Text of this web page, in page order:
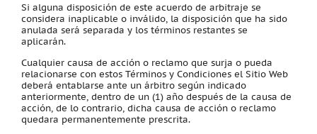
Si alguna disposición de este acuerdo de arbitraje se
considera inaplicable o inválido, la disposición que ha sido
anulada será separada y los términos restantes se
aplicarán.
Cualquier causa de acción o reclamo que surja o pueda
relacionarse con estos Términos y Condiciones el Sitio Web
deberá entablarse ante un árbitro según indicado
anteriormente, dentro de un (1) año después de la causa de
acción, de lo contrario, dicha causa de acción o reclamo
quedara permanentemente prescrita.